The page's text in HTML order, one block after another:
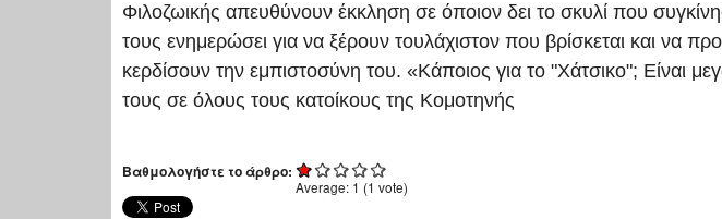
Φιλοζωικής απευθύνουν έκκληση σε όποιον δει το σκυλί που
τους ενημερώσει για να ξέρουν τουλάχιστον που βρίσκεται και να
κερδίσουν την εμπιστοσύνη του. «Κάποιος για το "Χάτσικο"; Είναι
τους σε όλους τους κατοίκους της Κομοτηνής
Βαθμολογήστε το άρθρο:
Average: 1 (1 vote)